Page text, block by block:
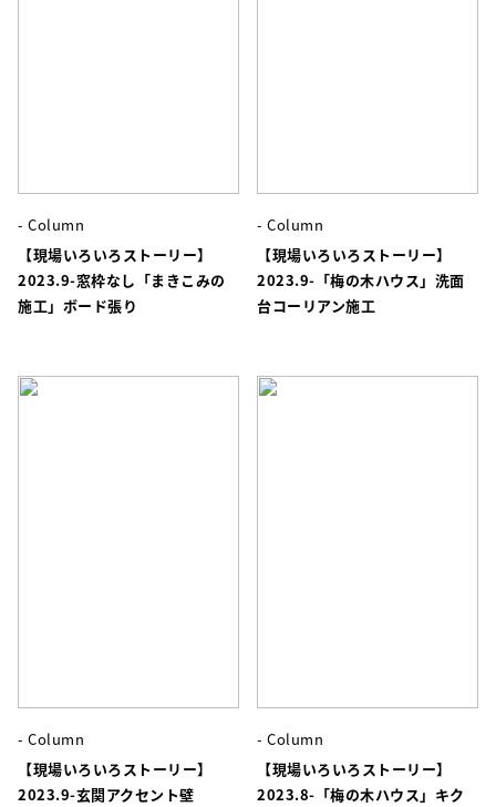
- Column
【現場いろいろストーリー】
2023.9-窓枠なし「まきこみの
施工」ボード張り
- Column
【現場いろいろストーリー】
2023.9-「梅の木ハウス」洗面
台コーリアン施工
- Column
【現場いろいろストーリー】
2023.9-玄関アクセント壁
- Column
【現場いろいろストーリー】
2023.8-「梅の木ハウス」キク